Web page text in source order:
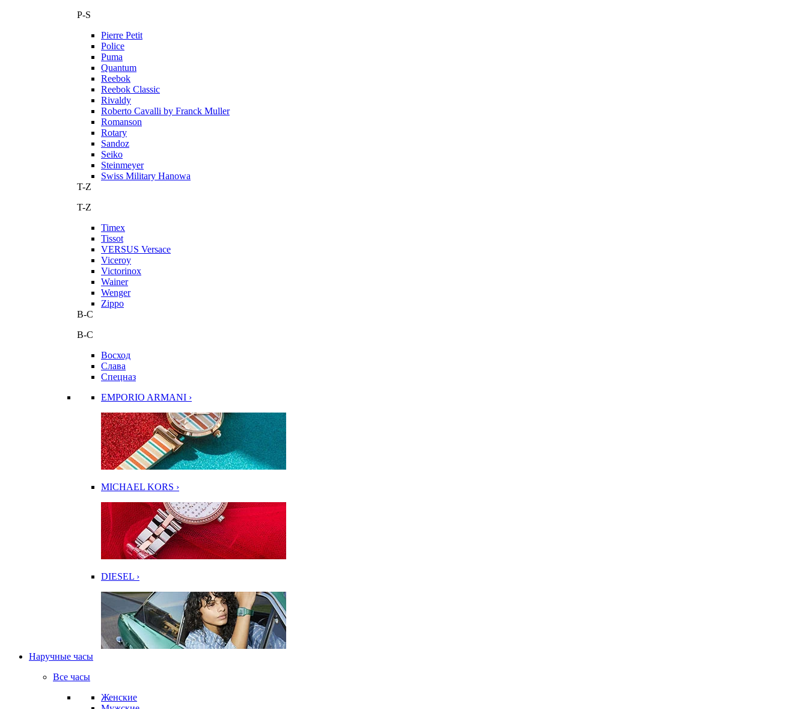
P-S
Pierre Petit
Police
Puma
Quantum
Reebok
Reebok Classic
Rivaldy
Roberto Cavalli by Franck Muller
Romanson
Rotary
Sandoz
Seiko
Steinmeyer
Swiss Military Hanowa
T-Z
T-Z
Timex
Tissot
VERSUS Versace
Viceroy
Victorinox
Wainer
Wenger
Zippo
В-С
В-С
Восход
Слава
Спецназ
EMPORIO ARMANI ›
MICHAEL KORS ›
DIESEL ›
Наручные часы
Все часы
Женские